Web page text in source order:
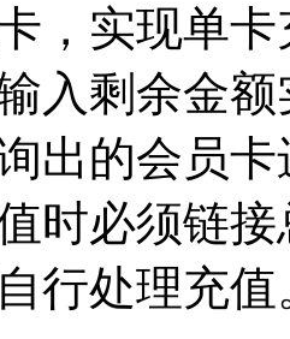
，实现单
入剩余金
出的会员
时必须链
行处理充值